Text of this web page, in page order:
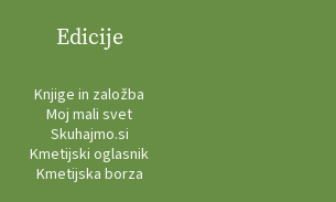
Edicije
Knjige in založba
Moj mali svet
Skuhajmo.si
Kmetijski oglasnik
Kmetijska borza